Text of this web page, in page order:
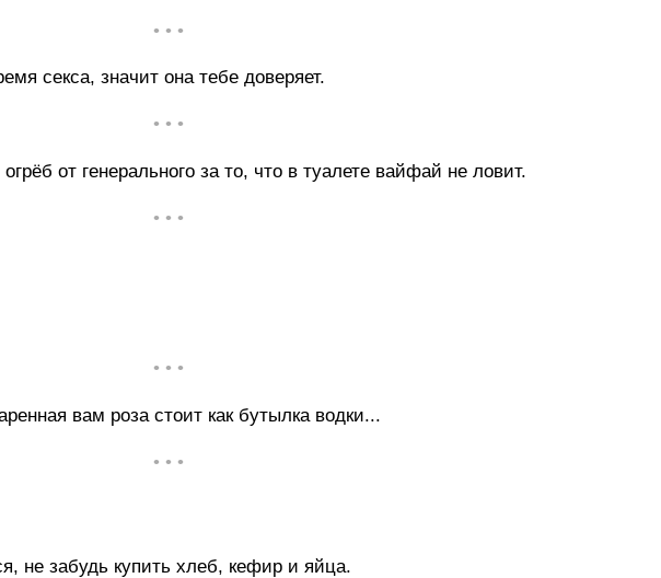
• • •
секса, значит она тебе доверяет.
• • •
от генерального за то, что в туалете вайфай не ловит.
• • •
• • •
вам роза стоит как бутылка водки...
• • •
не забудь купить хлеб, кефир и яйца.